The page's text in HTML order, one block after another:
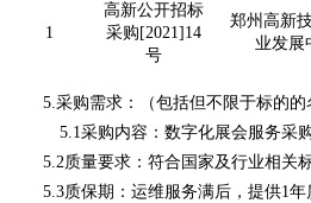
1
高新公开招标
采购[2021]14
号
郑州高新
业发展
5.采购需求：（包括但不限于标的
5.1采购内容：数字化展会服务采
5.2质量要求： 符合国家及行业相关
5.3质保期：运维服务满后，提供1年